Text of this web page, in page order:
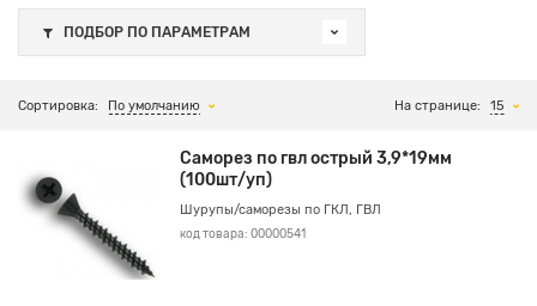
ПОДБОР ПО ПАРАМЕТРАМ
Сортировка: По умолчанию На странице: 15
Саморез по гвл острый 3,9*19мм
(100шт/уп)
Шурупы/саморезы по ГКЛ, ГВЛ
код товара: 00000541